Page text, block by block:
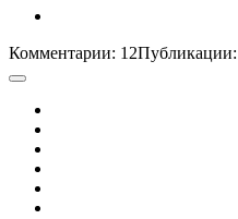
Комментарии: 12Публикации: